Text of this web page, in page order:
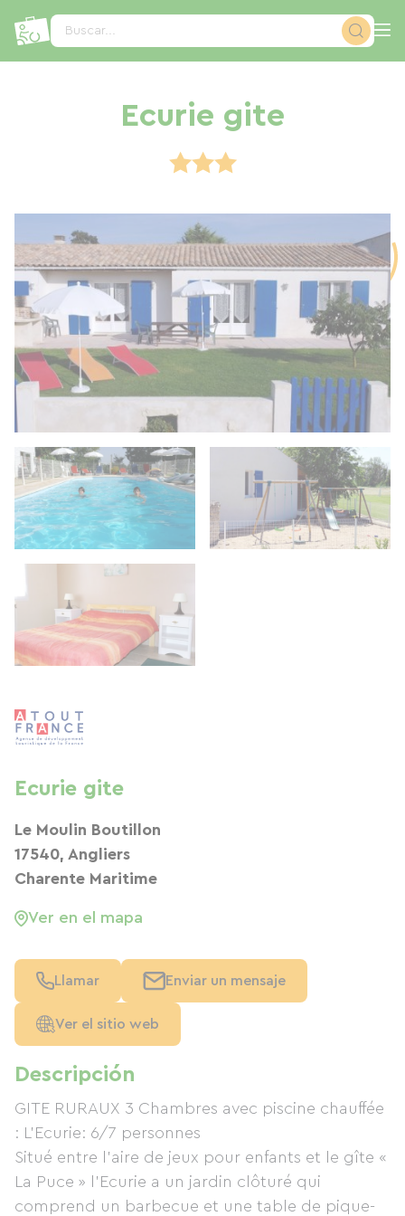
Buscar...
Ecurie gite
Descripción
GITE RURAUX 3 Chambres avec piscine chauffée
: L’Ecurie: 6/7 personnes
Situé entre l’aire de jeux pour enfants et le gîte «
La Puce » l’Ecurie a un jardin clôturé qui
comprend un barbecue et une table de pique-
Ecurie gite
Le Moulin Boutillon
17540, Angliers
Charente Maritime
Ver en el mapa
Llamar Enviar un mensaje
Ver el sitio web
Panel de gestión de cookies